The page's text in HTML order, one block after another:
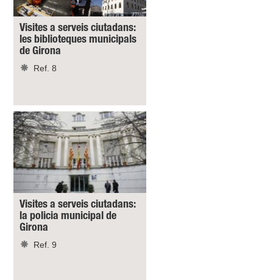
Visites a serveis ciutadans:
les biblioteques municipals
de Girona
Ref. 8
Visites a serveis ciutadans:
la policia municipal de
Girona
Ref. 9